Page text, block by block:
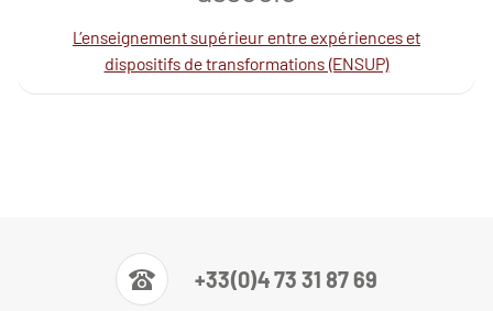
L’enseignement supérieur entre expériences et
dispositifs de transformations (ENSUP)
+33(0)4 73 31 87 69